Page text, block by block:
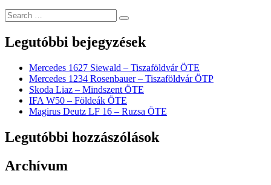
Legutóbbi bejegyzések
Mercedes 1627 Siewald – Tiszaföldvár ÖTE
Mercedes 1234 Rosenbauer – Tiszaföldvár ÖTP
Skoda Liaz – Mindszent ÖTE
IFA W50 – Földeák ÖTE
Magirus Deutz LF 16 – Ruzsa ÖTE
Legutóbbi hozzászólások
Archívum